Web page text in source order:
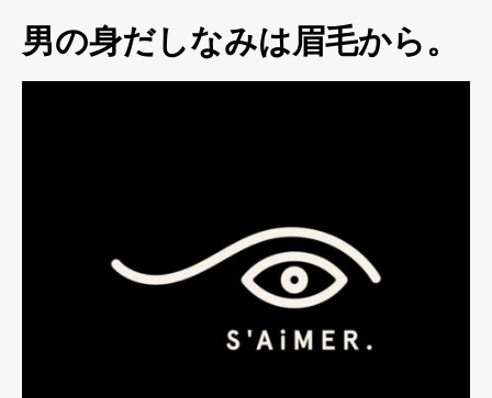
男の身だしなみは眉毛から。